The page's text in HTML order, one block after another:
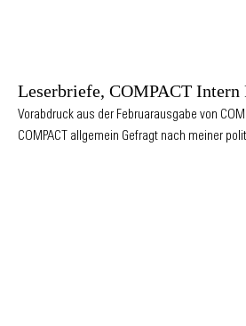
Leserbriefe, COMPACT Intern
Vorabdruck aus der Februarausgabe von
COMPACT allgemein Gefragt nach meiner